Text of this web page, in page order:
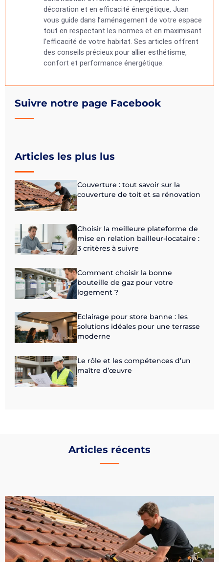
Suivre notre page Facebook
Articles les plus lus
Couverture : tout savoir sur la
couverture de toit et sa rénovation
Choisir la meilleure plateforme de
mise en relation bailleur-locataire :
3 critères à suivre
Comment choisir la bonne
bouteille de gaz pour votre
logement ?
Eclairage pour store banne : les
solutions idéales pour une terrasse
moderne
Le rôle et les compétences d’un
maître d’œuvre
décoration et en efficacité énergétique, Juan
vous guide dans l’aménagement de votre espace
tout en respectant les normes et en maximisant
l’efficacité de votre habitat. Ses articles offrent
des conseils précieux pour allier esthétisme,
confort et performance énergétique.
Articles récents